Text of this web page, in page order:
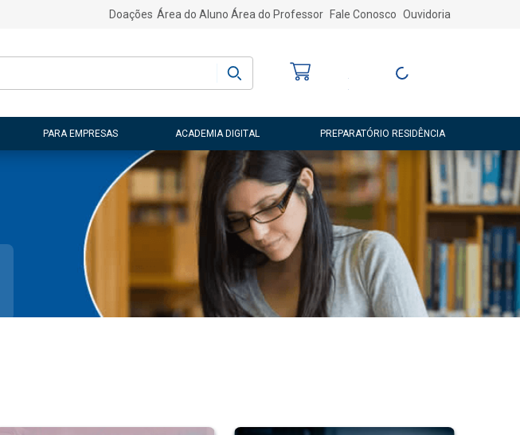
Doações Área do Aluno Área do Professor Fale Conosco Ouvidoria
Entre ou Cadastre-
PARA EMPRESAS ACADEMIA DIGITAL PREPARATÓRIO RESIDÊNCIA